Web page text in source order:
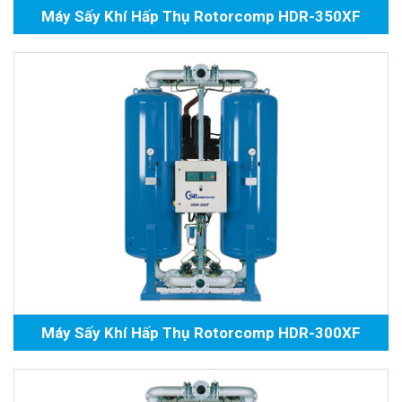
Máy Sấy Khí Hấp Thụ Rotorcomp HDR-350XF
Máy Sấy Khí Hấp Thụ Rotorcomp HDR-300XF